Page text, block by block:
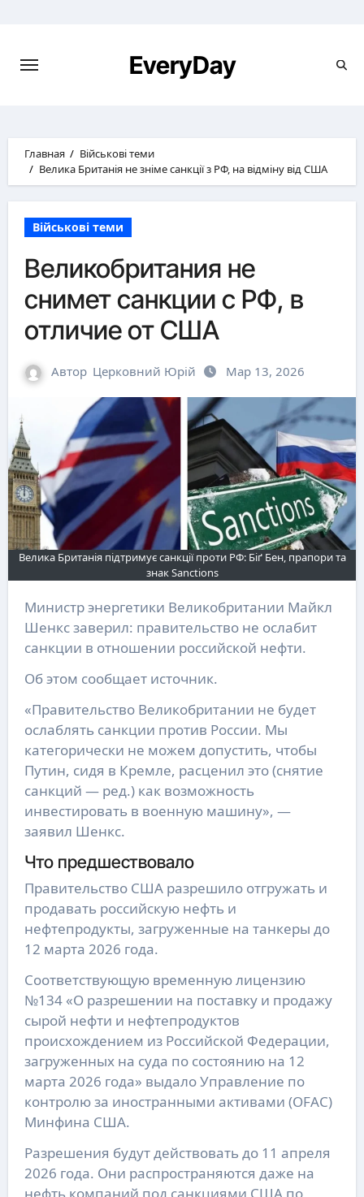
EveryDay
Главная
Військові теми
Велика Британія не зніме санкції з РФ, на відміну від США
Військові теми
Великобритания не
снимет санкции с РФ, в
отличие от США
Автор Церковний Юрій Мар 13, 2026
Велика Британія підтримує санкції проти РФ: Біґ Бен, прапори та
знак Sanctions
Министр энергетики Великобритании Майкл
Шенкс заверил: правительство не ослабит
санкции в отношении российской нефти.
Об этом сообщает источник.
«Правительство Великобритании не будет
ослаблять санкции против России. Мы
категорически не можем допустить, чтобы
Путин, сидя в Кремле, расценил это (снятие
санкций — ред.) как возможность
инвестировать в военную машину», —
заявил Шенкс.
Что предшествовало
Правительство США разрешило отгружать и
продавать российскую нефть и
нефтепродукты, загруженные на танкеры до
12 марта 2026 года.
Соответствующую временную лицензию
№134 «О разрешении на поставку и продажу
сырой нефти и нефтепродуктов
происхождением из Российской Федерации,
загруженных на суда по состоянию на 12
марта 2026 года» выдало Управление по
контролю за иностранными активами (OFAC)
Минфина США.
Разрешения будут действовать до 11 апреля
2026 года. Они распространяются даже на
нефть компаний под санкциями США по